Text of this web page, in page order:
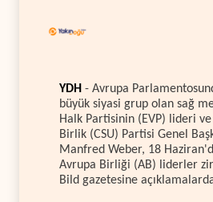
YDH - Avrupa
büyük siyasi grup olan sağ
Halk Partisinin (EVP) lideri ve
Birlik (CSU) Partisi Genel
Manfred Weber, 18
Avrupa Birliği (AB) liderler
Bild gazetesine